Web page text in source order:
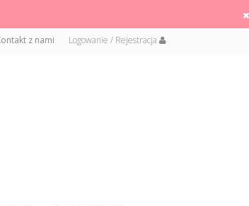
Logowanie / Rejestracja
z nami